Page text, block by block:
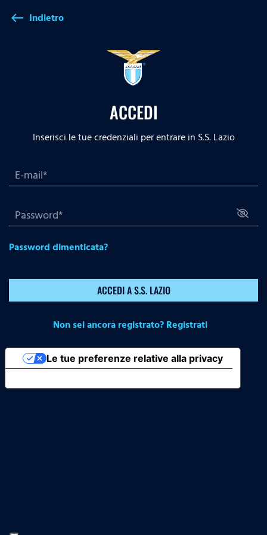
west Indietro
ACCEDI
Inserisci le tue credenziali per entrare in S.S. Lazio
Password dimenticata?
ACCEDI A S.S. LAZIO
Non sei ancora registrato? Registrati
Le tue preferenze relative alla privacy